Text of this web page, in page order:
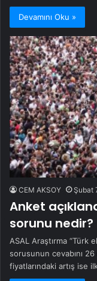
Devamını Oku »
CEM AKSOY Şubat
Anket
sorunu nedir?
ASAL Araştırma “Türk
sorusunun cevabını 26
fiyatlarındaki artış ise